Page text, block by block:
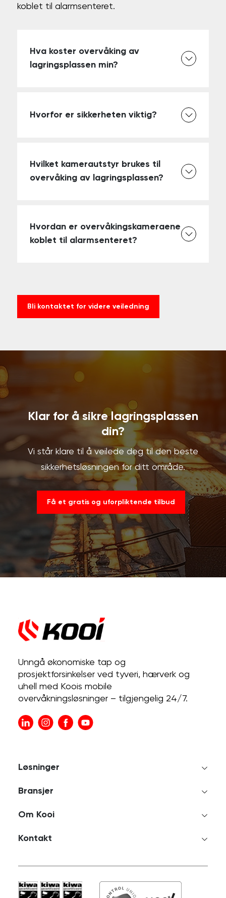
koblet til alarm­senteret.
Hva koster overvåking av
lagringsplassen min?
Hvorfor er sikkerheten viktig?
Hvilket kamerautstyr brukes til
overvåking av lagringsplassen?
Hvordan er overvåkingskameraene
koblet til alarmsenteret?
Bli kontaktet for videre veiledning
Klar for å sikre lagringsplassen
din?
Vi står klare til å veilede deg til den beste
sikkerhetsløsningen for ditt område.
Få et gratis og uforpliktende tilbud
Unngå økonomiske tap og
prosjektforsinkelser ved tyveri, hærverk og
uhell med Koois mobile
overvåkningsløsninger – tilgjengelig 24/7.
Løsninger
Bransjer
Om Kooi
Kontakt